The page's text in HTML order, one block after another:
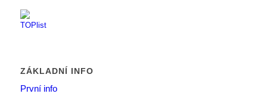
ZÁKLADNÍ INFO
První info